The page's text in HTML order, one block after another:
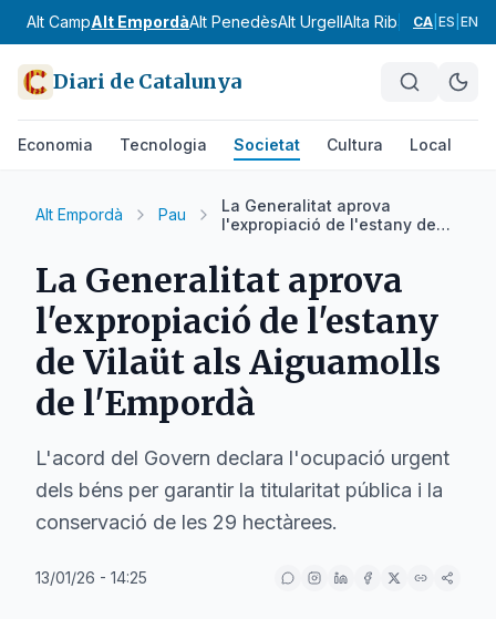
Alt CampAlt EmpordàAlt PenedèsAlt UrgellAlta RibagorçaAnoia
CA ES EN
Diari de Catalunya
Economia Tecnologia Societat Cultura Local
Alt Empordà Pau
La Generalitat aprova
l'expropiació de l'estany de
l'Empordà
La Generalitat aprova
l'expropiació de l'estany
de Vilaüt als Aiguamolls
de l'Empordà
L'acord del Govern declara l'ocupació urgent
dels béns per garantir la titularitat pública i la
conservació de les 29 hectàrees.
13/01/26 - 14:25